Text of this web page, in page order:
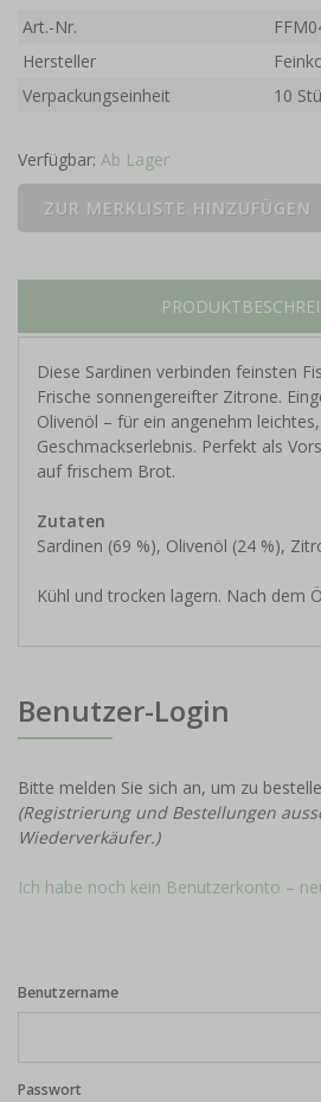
Art.-Nr.
Hersteller
Verpackungseinheit
10
Verfügbar: Ab Lager
Diese Sardinen verbinden feinsten
Frische sonnengereifter Zitrone.
Olivenöl – für ein angenehm
Geschmackserlebnis. Perfekt als
auf frischem Brot.
Zutaten
Sardinen (69 %), Olivenöl (24 %),
Kühl und trocken lagern. Nach dem
Benutzer-Login
Bitte melden Sie sich an, um zu
(Registrierung und Bestellungen
Wiederverkäufer.)
Ich habe noch kein Benutzerkonto –
Benutzername
Passwort